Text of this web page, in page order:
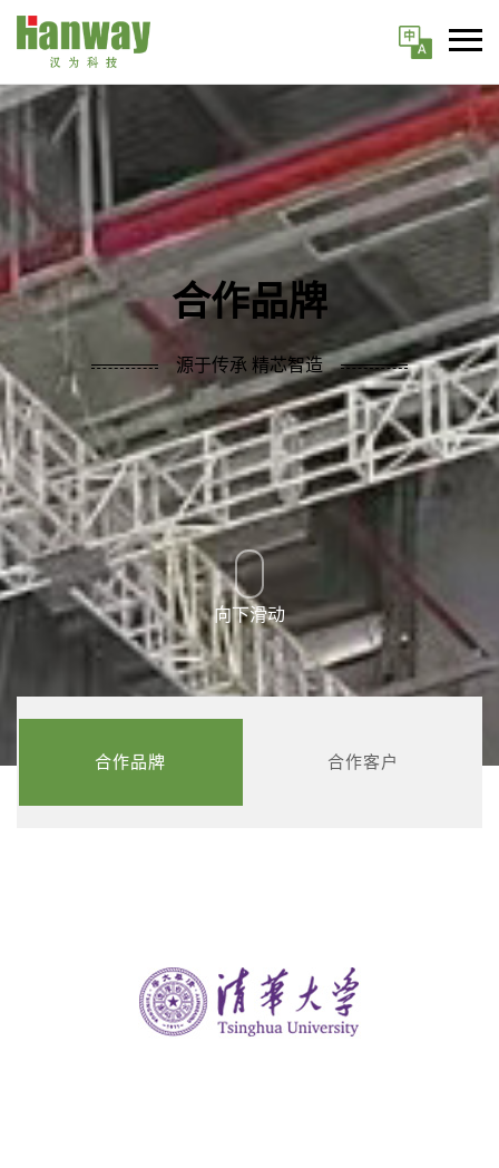
合作品牌
源于传承 精芯智造
向下滑动
合作品牌 合作客户